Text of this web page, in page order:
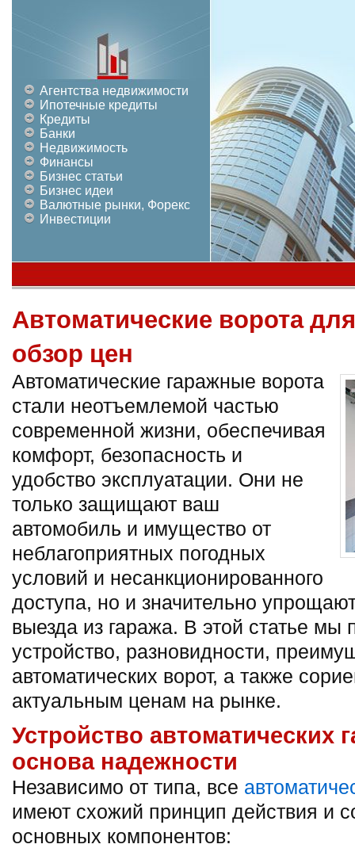
Агентства недвижимости
Ипотечные кредиты
Кредиты
Банки
Недвижимость
Финансы
Бизнес статьи
Бизнес идеи
Валютные рынки, Форекс
Инвестиции
Автоматические ворота
обзор цен
Автоматические гаражные ворота
стали неотъемлемой частью
современной жизни, обеспечивая
комфорт, безопасность и
удобство эксплуатации. Они не
только защищают ваш
автомобиль и имущество от
неблагоприятных погодных
условий и несанкционированного
доступа, но и значительно
выезда из гаража. В этой статье мы
устройство, разновидности,
автоматических ворот, а также
актуальным ценам на рынке.
Устройство автоматических
основа надежности
Независимо от типа, все
имеют схожий принцип действия и
основных компонентов: